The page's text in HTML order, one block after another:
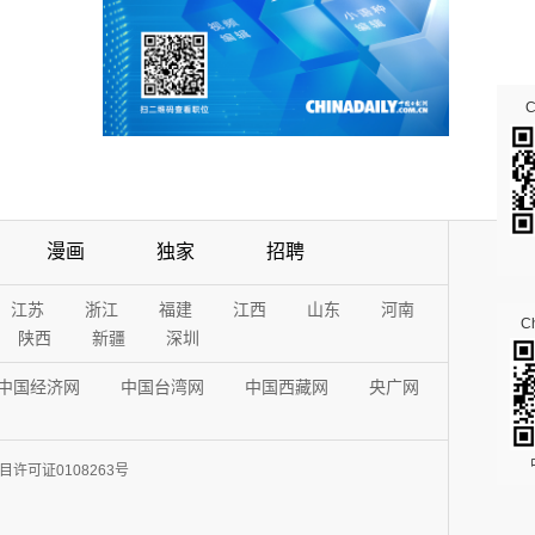
漫画 独家 招聘
江苏 浙江 福建 江西 山东
河南
陕西
新疆 深圳
国经济网 中国台湾网 中国西藏网 央广网
许可证0108263号